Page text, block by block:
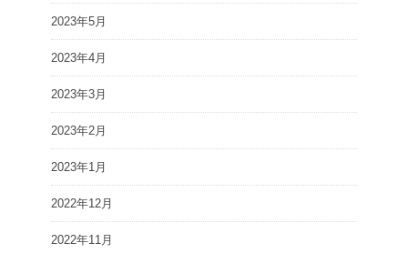
2023年5月
2023年4月
2023年3月
2023年2月
2023年1月
2022年12月
2022年11月